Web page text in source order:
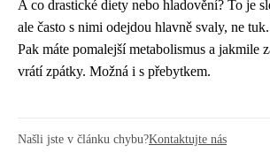
A co drastické diety nebo hladovění? To je
ale často s nimi odejdou hlavně svaly, ne
Pak máte pomalejší metabolismus a jakmile
vrátí zpátky. Možná i s přebytkem.
Našli jste v článku chybu?Kontaktujte nás